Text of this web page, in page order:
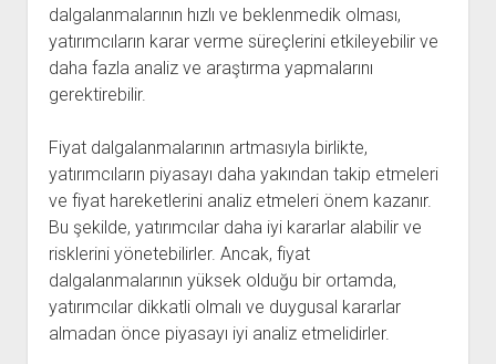
dalgalanmalarının hızlı ve beklenmedik olması,
yatırımcıların karar verme süreçlerini etkileyebilir ve
daha fazla analiz ve araştırma yapmalarını
gerektirebilir.
Fiyat dalgalanmalarının artmasıyla birlikte,
yatırımcıların piyasayı daha yakından takip etmeleri
ve fiyat hareketlerini analiz etmeleri önem kazanır.
Bu şekilde, yatırımcılar daha iyi kararlar alabilir ve
risklerini yönetebilirler. Ancak, fiyat
dalgalanmalarının yüksek olduğu bir ortamda,
yatırımcılar dikkatli olmalı ve duygusal kararlar
almadan önce piyasayı iyi analiz etmelidirler.